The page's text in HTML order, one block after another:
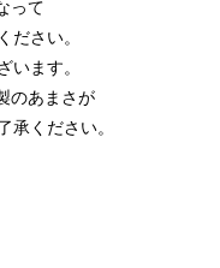
って
ださい。
います。
のあまさが
承ください。